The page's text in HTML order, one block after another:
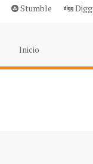
Stumble Digg
Inicio